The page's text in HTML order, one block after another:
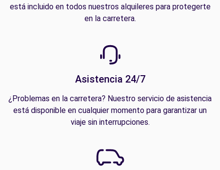
está incluido en todos nuestros alquileres para protegerte
en la carretera.
Asistencia 24/7
¿Problemas en la carretera? Nuestro servicio de asistencia
está disponible en cualquier momento para garantizar un
viaje sin interrupciones.